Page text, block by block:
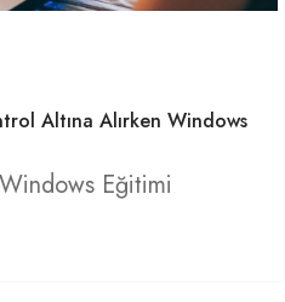
Altına Alırken Windows
Eğitimi